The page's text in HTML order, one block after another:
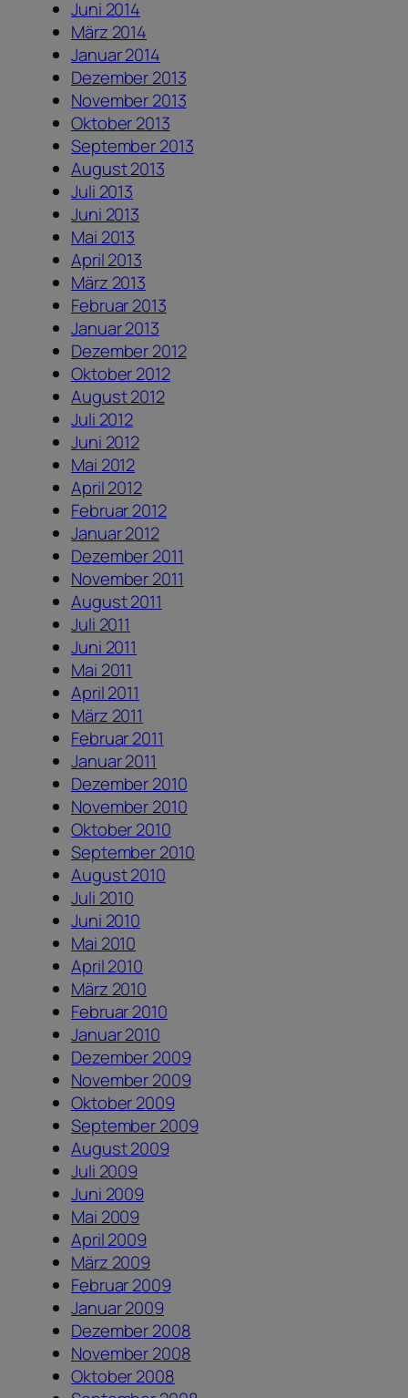
Juni 2014
März 2014
Januar 2014
Dezember 2013
November 2013
Oktober 2013
September 2013
August 2013
Juli 2013
Juni 2013
Mai 2013
April 2013
März 2013
Februar 2013
Januar 2013
Dezember 2012
Oktober 2012
August 2012
Juli 2012
Juni 2012
Mai 2012
April 2012
Februar 2012
Januar 2012
Dezember 2011
November 2011
August 2011
Juli 2011
Juni 2011
Mai 2011
April 2011
März 2011
Februar 2011
Januar 2011
Dezember 2010
November 2010
Oktober 2010
September 2010
August 2010
Juli 2010
Juni 2010
Mai 2010
April 2010
März 2010
Februar 2010
Januar 2010
Dezember 2009
November 2009
Oktober 2009
September 2009
August 2009
Juli 2009
Juni 2009
Mai 2009
April 2009
März 2009
Februar 2009
Januar 2009
Dezember 2008
November 2008
Oktober 2008